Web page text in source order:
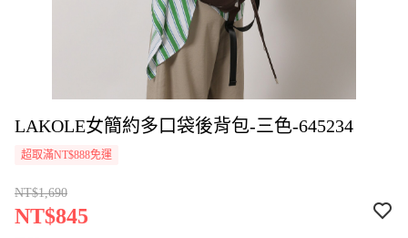
LAKOLE女簡約多口袋後背包-三色-645234
超取滿NT$888免運
NT$1,690
NT$845